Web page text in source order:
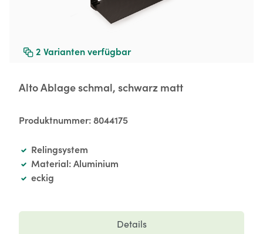
2 Varianten verfügbar
Alto Ablage schmal, schwarz matt
Produktnummer:8044175
Relingsystem
Material: Aluminium
eckig
Details